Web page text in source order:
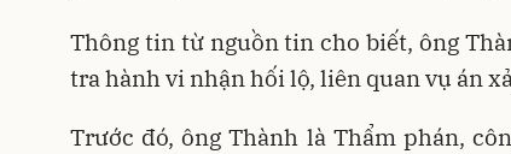
Thông tin từ nguồn tin cho biết, ông
tra hành vi nhận hối lộ, liên quan vụ án
Trước đó, ông Thành là Thẩm phán,